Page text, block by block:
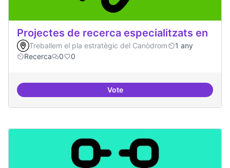
Projectes de recerca especialitzats en
Treballem el pla estratègic del Canòdrom
1 any
Recerca
0 0
VoteProjectes de recerca